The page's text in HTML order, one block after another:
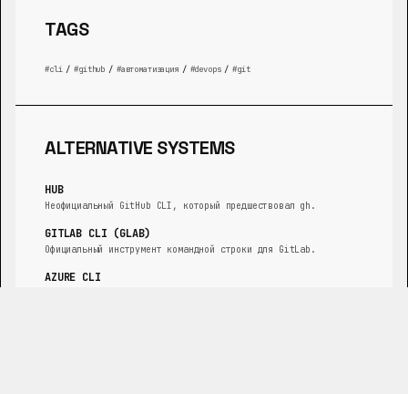
TAGS
cli / github / автоматизация / devops / git
ALTERNATIVE SYSTEMS
HUB
Неофициальный GitHub CLI, который предшествовал gh.
GITLAB CLI (GLAB)
Официальный инструмент командной строки для GitLab.
AZURE CLI